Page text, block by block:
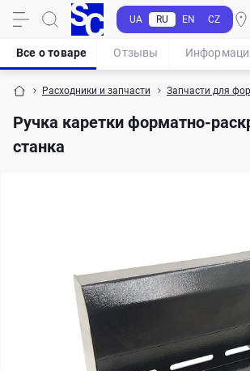
UA RU EN CZ
Расходники и запчасти Запчасти для
Ручка каретки форматно-
станка
Все о товаре Отзывы